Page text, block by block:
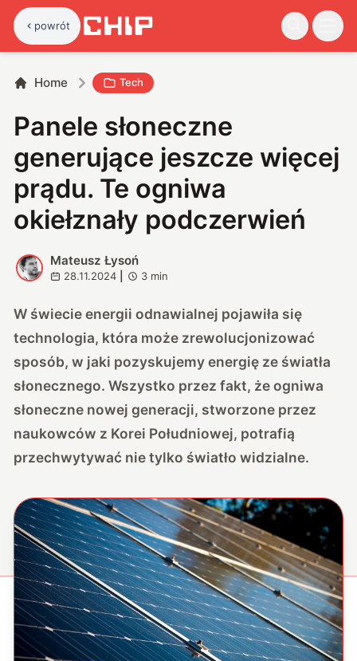
powrót
Home Tech
Panele słoneczne
generujące jeszcze więcej
prądu. Te ogniwa
okiełznały podczerwień
M
Mateusz Łysoń
28.11.2024 3 min
W świecie energii odnawialnej pojawiła się
technologia, która może zrewolucjonizować
sposób, w jaki pozyskujemy energię ze światła
słonecznego. Wszystko przez fakt, że ogniwa
słoneczne nowej generacji, stworzone przez
naukowców z Korei Południowej, potrafią
przechwytywać nie tylko światło widzialne.